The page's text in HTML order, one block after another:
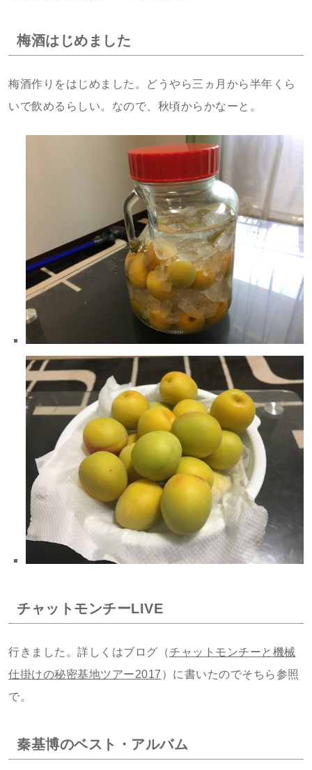
梅酒はじめました
梅酒作りをはじめました。どうやら三ヵ月から半年くら
いで飲めるらしい。なので、秋頃からかなーと。
チャットモンチーLIVE
行きました。詳しくはブログ（チャットモンチーと機械
仕掛けの秘密基地ツアー2017 ）に書いたのでそちら参照
で。
秦基博のベスト・アルバム